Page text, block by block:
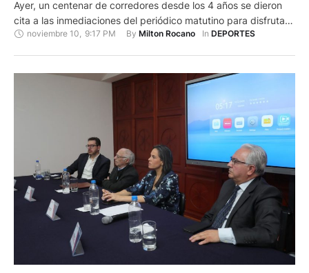
Ayer, un centenar de corredores desde los 4 años se dieron
cita a las inmediaciones del periódico matutino para disfrutar
de un domingo a puro deporte con la nueva edición de la
noviembre 10 9:17 PM By Milton Rocano In DEPORTES